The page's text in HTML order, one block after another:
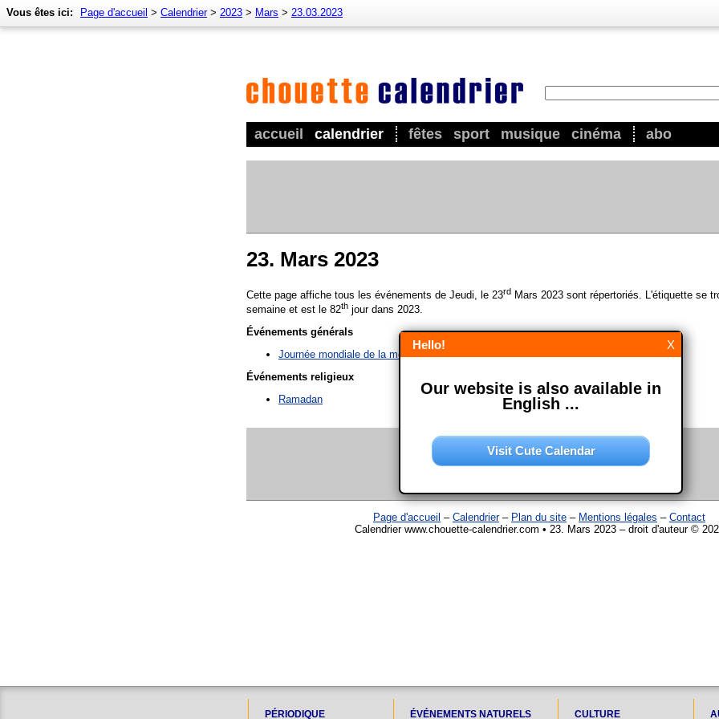
accueil calendrier fêtes sport musique cinéma abo
Vous êtes ici: Page d'accueil > Calendrier> 2023 > Mars > 23.03.2023
23. Mars 2023
Cette page affiche tous les événements de Jeudi, le 23rd Mars 2023 sont répertoriés. L'étiquette se
semaine et est le 82th jour dans 2023.
Événements générals
Journée mondiale de la météorologie
Événements religieux
Ramadan
Page d'accueil – Calendrier– Plan du site – Mentions légales – Contact
Calendrier www.chouette-calendrier.com • 23. Mars 2023 – droit d'auteur ©
PÉRIODIQUE ÉVÉNEMENTS NATURELS CULTURE
X
Hello!
Our website is also available in
English ...
Visit Cute Calendar